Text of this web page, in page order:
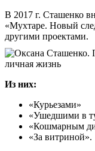
В 2017 г. Сташенко
«Мухтаре. Новый
другими проектами.
Из них:
«Курьезами»
«Ушедшими в
«Кошмарным
«За витриной».